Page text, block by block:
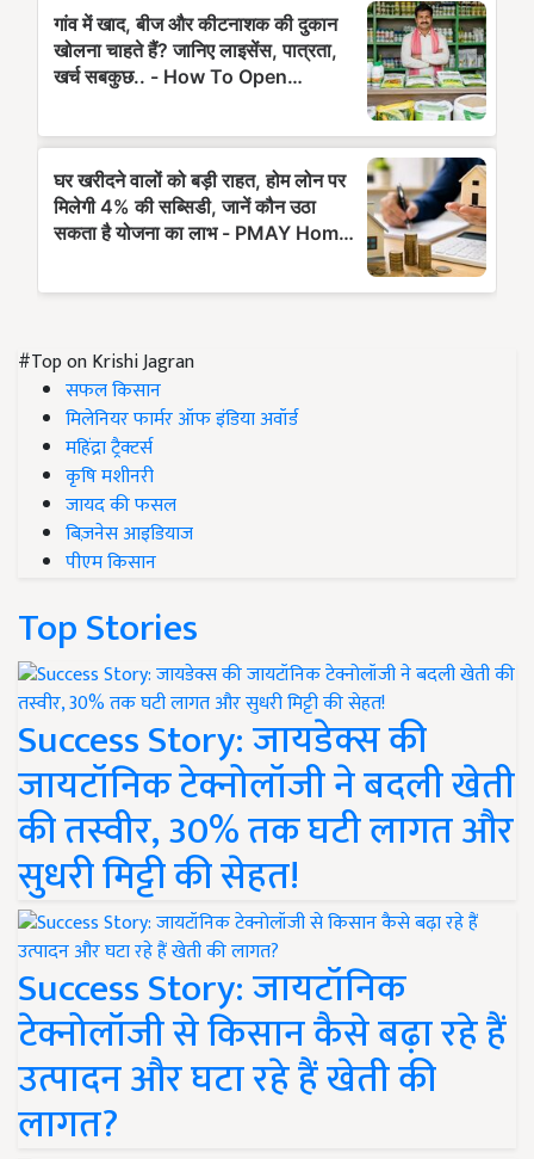
#Top on Krishi Jagran
सफल किसान
मिलेनियर फार्मर ऑफ इंडिया अवॉर्ड
महिंद्रा ट्रैक्टर्स
कृषि मशीनरी
जायद की फसल
बिज़नेस आइडियाज
पीएम किसान
Top Stories
Success Story: जायडेक्स की
जायटॉनिक टेक्नोलॉजी ने बदली खेती
की तस्वीर, 30% तक घटी लागत और
सुधरी मिट्टी की सेहत!
Success Story: जायटॉनिक
टेक्नोलॉजी से किसान कैसे बढ़ा रहे हैं
उत्पादन और घटा रहे हैं खेती की
लागत?